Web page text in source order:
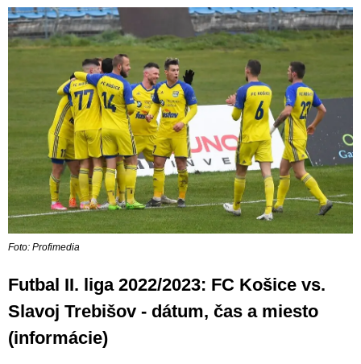
Foto: Profimedia
Futbal II. liga 2022/2023: FC Košice vs.
Slavoj Trebišov - dátum, čas a miesto
(informácie)